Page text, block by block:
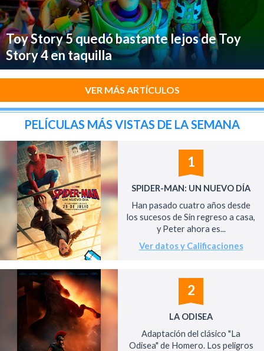
Toy Story 5 quedó bastante lejos de Toy
Story 4 en taquilla
VER MÁS ARTÍCULOS
PELÍCULAS MÁS VISTAS DE LA SEMANA
1
SPIDER-MAN: UN NUEVO DÍA
Han pasado cuatro años desde
los sucesos de Sin regreso a casa,
y Peter ahora es...
Ver datos y Calificaciones
2
LA ODISEA
Adaptación del clásico "La
Odisea" de Homero. Los peligros